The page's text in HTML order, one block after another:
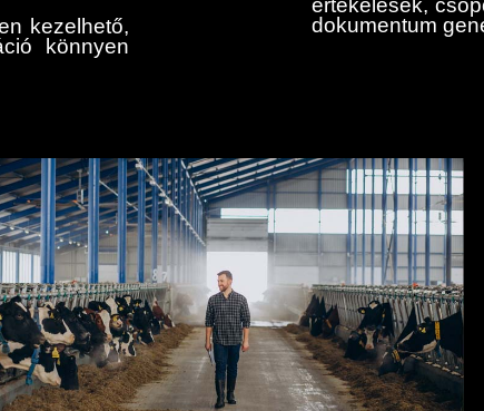
kezelhető,
könnyen
értékelések,
dokumentum